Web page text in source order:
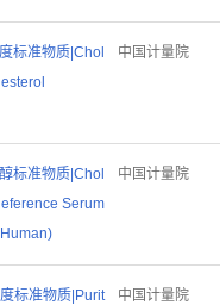
标准物质|Chol
esterol
中国计量院
标准物质|Chol
Serum
中国计量院
标准物质|Purit
中国计量院